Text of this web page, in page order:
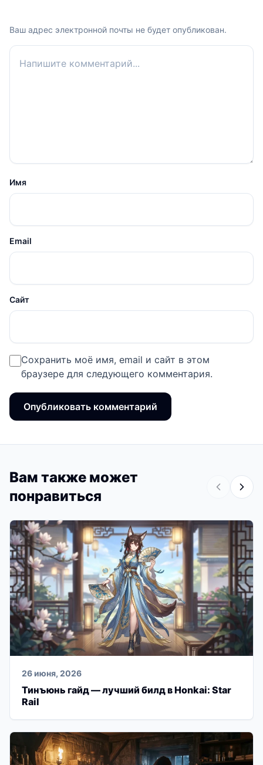
Ваш адрес электронной почты не будет опубликован.
Ваш комментарий
Имя
Email
Сайт
Сохранить моё имя, email и сайт в этом
браузере для следующего комментария.
Вам также может
понравиться
26 июня, 2026
Тинъюнь гайд — лучший билд в Honkai: Star
Rail